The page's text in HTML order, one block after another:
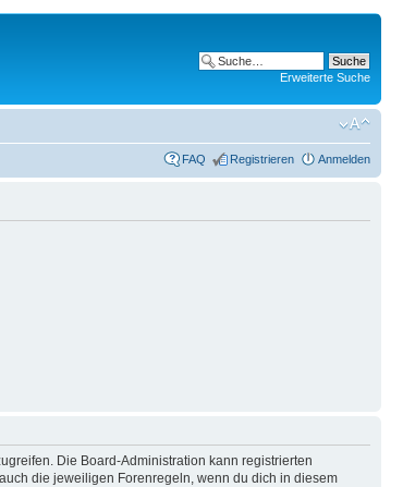
Erweiterte Suche
FAQ Registrieren Anmelden
Die Board-Administration kann registrierten
die jeweiligen Forenregeln, wenn du dich in diesem